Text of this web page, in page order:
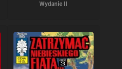
Wydanie II